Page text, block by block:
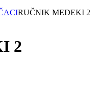
RUČNIK MEDEKI 2
2